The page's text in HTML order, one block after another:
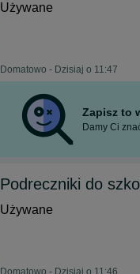
Używane
Domatowo - Dzisiaj o 11:47
Zapisz to
Damy Ci
Podreczniki do
Używane
Domatowo - Dzisiaj o 11:46